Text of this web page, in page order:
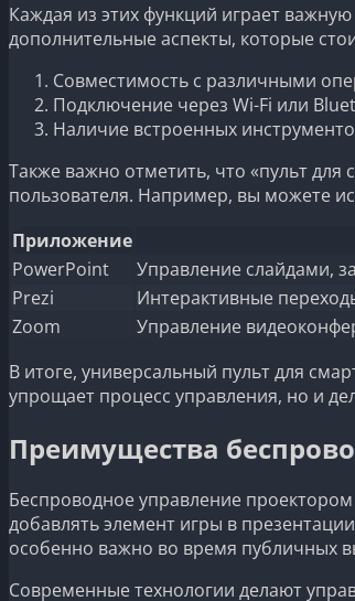
Каждая из этих функций играет
дополнительные аспекты, которые
Совместимость с различными
Подключение через Wi-Fi или
Наличие встроенных
Также важно отметить, что «пульт
пользователя. Например, вы можете
Приложение
PowerPoint
Управление слайдами,
Prezi
Интерактивные
Zoom
Управление
В итоге, универсальный пульт для
упрощает процесс управления, но и
Преимущества
Беспроводное управление
добавлять элемент игры в
особенно важно во время публичных
Современные технологии делают